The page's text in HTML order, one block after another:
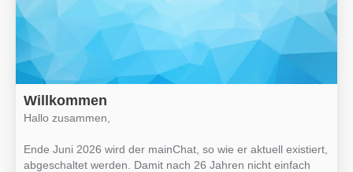
Willkommen
Hallo zusammen,
Ende Juni 2026 wird der mainChat, so wie er aktuell existiert,
abgeschaltet werden. Damit nach 26 Jahren nicht einfach